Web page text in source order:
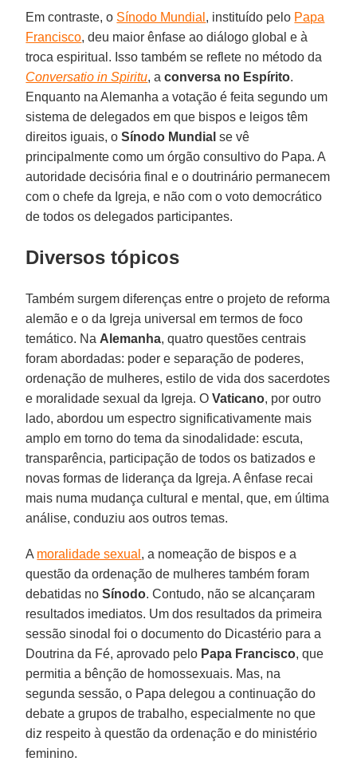
Em contraste, o Sínodo Mundial , instituído pelo Papa
Francisco, deu maior ênfase ao diálogo global e à
troca espiritual. Isso também se reflete no método da
Conversatio in Spiritu, aconversa no Espírito.
Enquanto na Alemanha a votação é feita segundo um
sistema de delegados em que bispos e leigos têm
direitos iguais, oSínodo Mundial se vê
principalmente como um órgão consultivo do Papa. A
autoridade decisória final e o doutrinário permanecem
com o chefe da Igreja, e não com o voto democrático
de todos os delegados participantes.
Diversos tópicos
Também surgem diferenças entre o projeto de reforma
alemão e o da Igreja universal em termos de foco
temático. Na Alemanha, quatro questões centrais
foram abordadas: poder e separação de poderes,
ordenação de mulheres, estilo de vida dos sacerdotes
e moralidade sexual da Igreja. OVaticano, por outro
lado, abordou um espectro significativamente mais
amplo em torno do tema da sinodalidade: escuta,
transparência, participação de todos os batizados e
novas formas de liderança da Igreja. A ênfase recai
mais numa mudança cultural e mental, que, em última
análise, conduziu aos outros temas.
A moralidade sexual , a nomeação de bispos e a
questão da ordenação de mulheres também foram
debatidas noSínodo. Contudo, não se alcançaram
resultados imediatos. Um dos resultados da primeira
sessão sinodal foi o documento do Dicastério para a
Doutrina da Fé, aprovado pelo Papa Francisco, que
permitia a bênção de homossexuais. Mas, na
segunda sessão, o Papa delegou a continuação do
debate a grupos de trabalho, especialmente no que
diz respeito à questão da ordenação e do ministério
feminino.